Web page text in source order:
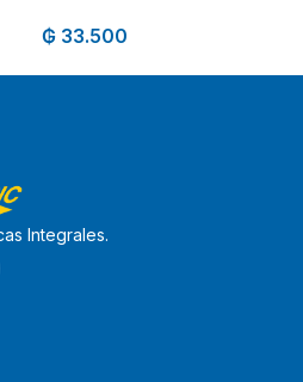
₲ 33.500
Integrales.